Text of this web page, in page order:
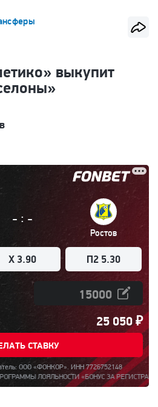
выкупит
- : -
X 3.90
Ростов
П2 5.30
25 050₽
СТАВКУ
ООО «ФОНКОР». ИНН 7726752148
«БОНУС ЗА РЕГИСТРАЦИЮ ДО